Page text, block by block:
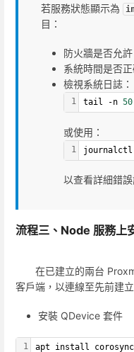
若服務狀態顯示為
目：
防火牆是否允許
系統時間是否
檢視系統日誌：
1 tail -n 50
或使用：
1 journalctl
以查看詳細錯誤
流程三、Node 服務上
在已建立的兩台
客戶端，以連線至先前建
安裝 QDevice 套件
1 apt install